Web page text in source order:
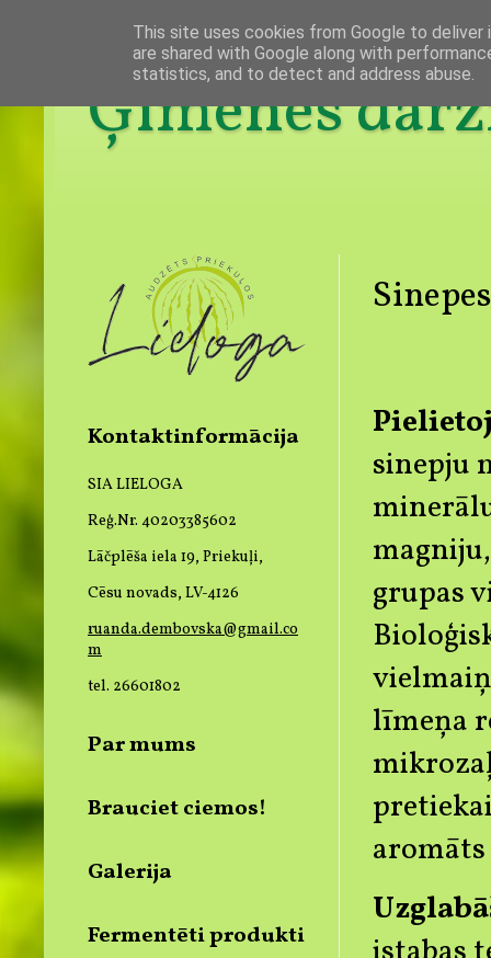
Ģimenes
Sinepes
sinepju
grupas
līmeņa
Kontaktinformācija
SIA LIELOGA
Reģ.Nr. 40203385602
Lāčplēša iela 19, Priekuļi,
Cēsu novads, LV-4126
ruanda.dembovska@gmail.co
m
tel. 26601802
Par mums
Brauciet ciemos!
Galerija
Fermentēti produkti
This site uses cookies from Google to
are shared with Google along with
statistics, and to detect and address abuse.